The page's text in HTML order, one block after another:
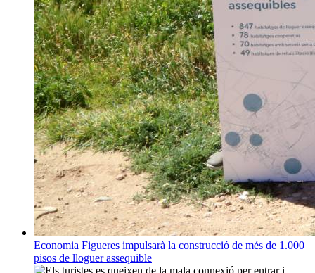
Economia Figueres impulsarà la construcció de més de 1.000
pisos de lloguer assequible